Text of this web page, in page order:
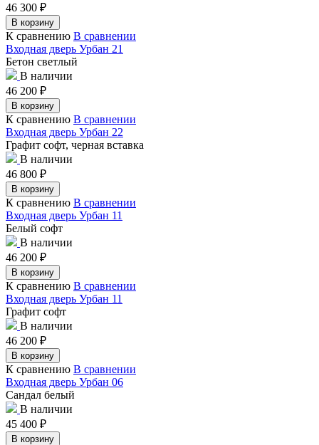
46 300 ₽
В корзину
К сравнению В сравнении
Входная дверь Урбан 21
Бетон светлый
В наличии
46 200 ₽
В корзину
К сравнению В сравнении
Входная дверь Урбан 22
Графит софт, черная вставка
В наличии
46 800 ₽
В корзину
К сравнению В сравнении
Входная дверь Урбан 11
Белый софт
В наличии
46 200 ₽
В корзину
К сравнению В сравнении
Входная дверь Урбан 11
Графит софт
В наличии
46 200 ₽
В корзину
К сравнению В сравнении
Входная дверь Урбан 06
Сандал белый
В наличии
45 400 ₽
В корзину